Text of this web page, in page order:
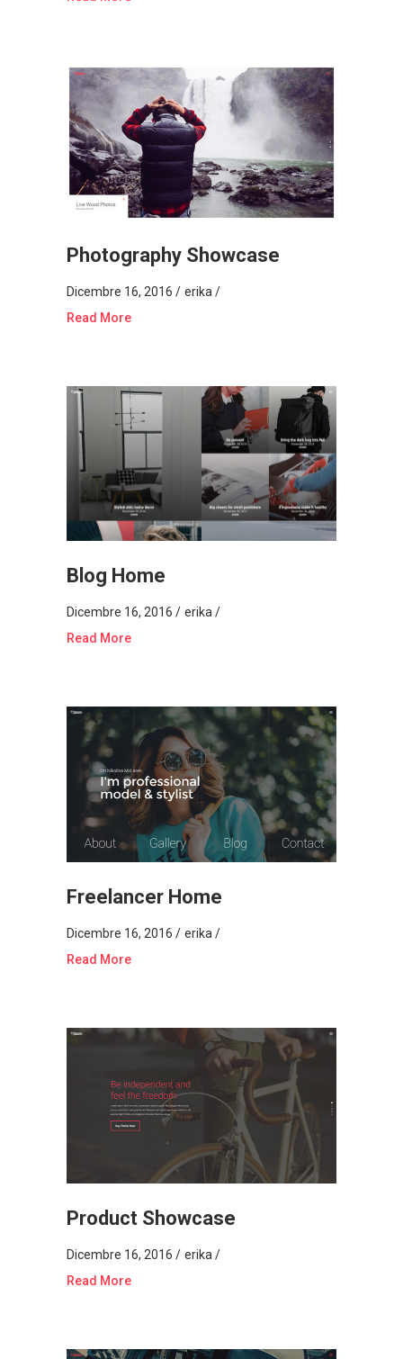
Photography Showcase
Dicembre 16, 2016
erika
Read More
Blog Home
Dicembre 16, 2016
erika
Read More
Freelancer Home
Dicembre 16, 2016
erika
Read More
Product Showcase
Dicembre 16, 2016
erika
Read More